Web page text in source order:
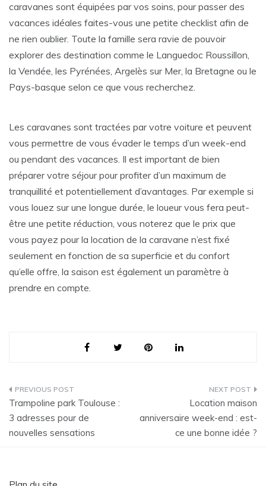
caravanes sont équipées par vos soins, pour passer des
vacances idéales faites-vous une petite checklist afin de
ne rien oublier. Toute la famille sera ravie de pouvoir
explorer des destination comme le Languedoc Roussillon,
la Vendée, les Pyrénées, Argelès sur Mer, la Bretagne ou le
Pays-basque selon ce que vous recherchez.
Les caravanes sont tractées par votre voiture et peuvent
vous permettre de vous évader le temps d’un week-end
ou pendant des vacances. Il est important de bien
préparer votre séjour pour profiter d’un maximum de
tranquillité et potentiellement d’avantages. Par exemple si
vous louez sur une longue durée, le loueur vous fera peut-
être une petite réduction, vous noterez que le prix que
vous payez pour la location de la caravane n’est fixé
seulement en fonction de sa superficie et du confort
qu’elle offre, la saison est également un paramètre à
prendre en compte.
Navigation
de
l’article
Trampoline park Toulouse :
3 adresses pour de
nouvelles sensations
Location maison
anniversaire week-end : est-
ce une bonne idée ?